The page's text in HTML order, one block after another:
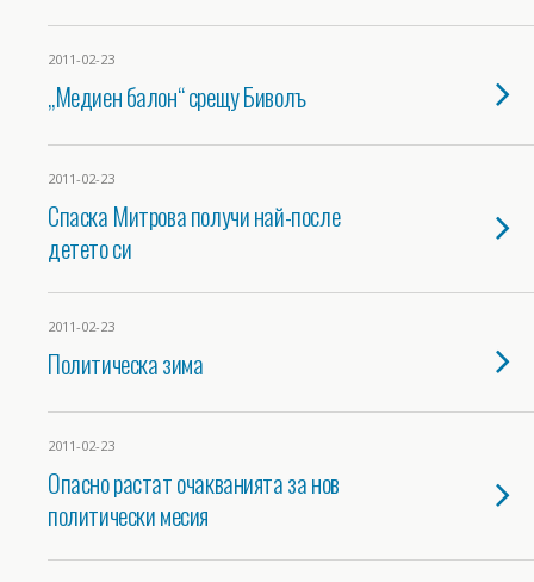
2011-02-23
„Медиен балон“ срещу Биволъ
2011-02-23
Спаска Митрова получи най-после
детето си
2011-02-23
Политическа зима
2011-02-23
Опасно растат очакванията за нов
политически месия